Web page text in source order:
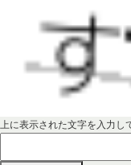
上に表示された文字を入力し